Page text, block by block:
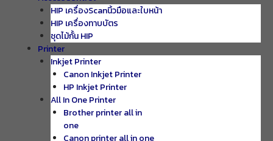
HIP เครื่องScanนิ้วมือและใบหน้า
HIP เครื่องทาบบัตร
ชุดไม้กั้น HIP
Printer
Inkjet Printer
Canon Inkjet Printer
HP Inkjet Printer
All In One Printer
Brother printer all in
one